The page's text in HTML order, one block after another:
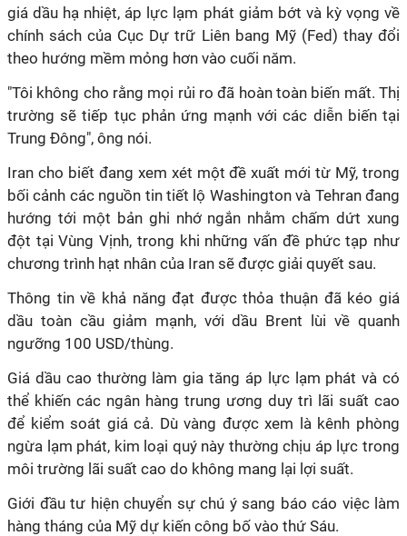
giá dầu hạ nhiệt, áp lực lạm phát giảm bớt và kỳ vọng về
chính sách của Cục Dự trữ Liên bang Mỹ (Fed) thay đổi
theo hướng mềm mỏng hơn vào cuối năm.
"Tôi không cho rằng mọi rủi ro đã hoàn toàn biến mất. Thị
trường sẽ tiếp tục phản ứng mạnh với các diễn biến tại
Trung Đông", ông nói.
Iran cho biết đang xem xét một đề xuất mới từ Mỹ, trong
bối cảnh các nguồn tin tiết lộ Washington và Tehran đang
hướng tới một bản ghi nhớ ngắn nhằm chấm dứt xung
đột tại Vùng Vịnh, trong khi những vấn đề phức tạp như
chương trình hạt nhân của Iran sẽ được giải quyết sau.
Thông tin về khả năng đạt được thỏa thuận đã kéo giá
dầu toàn cầu giảm mạnh, với dầu Brent lùi về quanh
ngưỡng 100 USD/thùng.
Giá dầu cao thường làm gia tăng áp lực lạm phát và có
thể khiến các ngân hàng trung ương duy trì lãi suất cao
để kiểm soát giá cả. Dù vàng được xem là kênh phòng
ngừa lạm phát, kim loại quý này thường chịu áp lực trong
môi trường lãi suất cao do không mang lại lợi suất.
Giới đầu tư hiện chuyển sự chú ý sang báo cáo việc làm
hàng tháng của Mỹ dự kiến công bố vào thứ Sáu.